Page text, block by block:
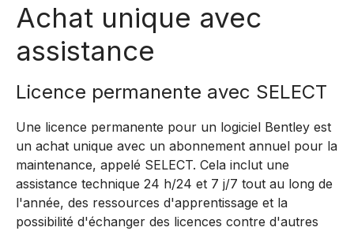
Achat unique avec
assistance
Licence permanente avec SELECT
Une licence permanente pour un logiciel Bentley est
un achat unique avec un abonnement annuel pour la
maintenance, appelé SELECT. Cela inclut une
assistance technique 24 h/24 et 7 j/7 tout au long de
l'année, des ressources d'apprentissage et la
possibilité d'échanger des licences contre d'autres